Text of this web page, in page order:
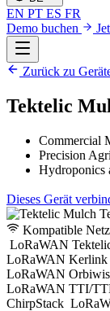
EN PT ES FR
Demo buchen
Zurück zu
Tektelic
Commercial
Precision
Hydroponics
Dieses Gerät
Kompatible
LoRaWAN
LoRaWAN Kerlink
LoRaWAN
LoRaWAN TTI/
ChirpStack